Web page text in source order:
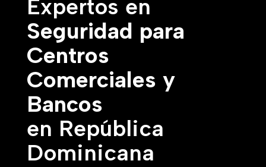
Expertos en
Seguridad para
Centros
Comerciales y
Bancos
en República
Dominicana